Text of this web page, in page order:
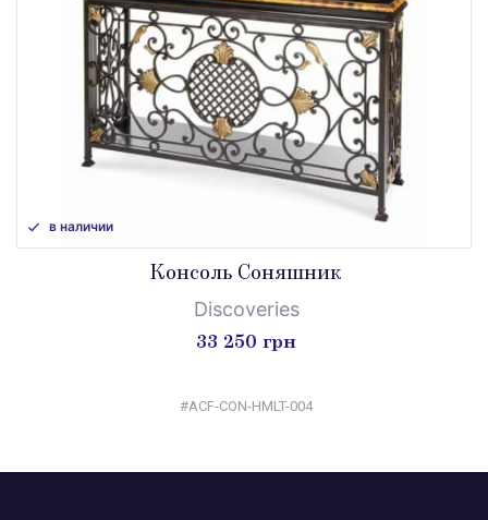
в наличии
Консоль Соняшник
Discoveries
33 250 грн
#ACF-CON-HMLT-004